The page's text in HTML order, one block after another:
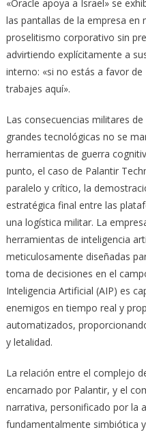
«Oracle apoya a Israel» se
las pantallas de la empresa
proselitismo corporativo sin
advirtiendo explícitamente a
interno: «si no estás a favor
trabajes aquí».
Las consecuencias militares
grandes tecnológicas no se
herramientas de guerra
punto, el caso de Palantir
paralelo y crítico, la
estratégica final entre las
una logística militar. La
herramientas de inteligencia
meticulosamente diseñadas
toma de decisiones en el
Inteligencia Artificial (AIP) es
enemigos en tiempo real y
automatizados,
y letalidad.
La relación entre el complejo
encarnado por Palantir, y el
narrativa, personificado por la
fundamentalmente simbiótica